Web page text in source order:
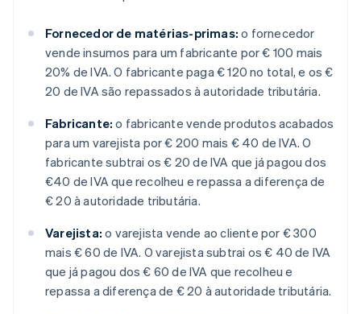
Fornecedor de matérias-primas: o fornecedor
vende insumos para um fabricante por € 100 mais
20% de IVA. O fabricante paga € 120 no total, e os €
20 de IVA são repassados à autoridade tributária.
Fabricante: o fabricante vende produtos acabados
para um varejista por € 200 mais € 40 de IVA. O
fabricante subtrai os € 20 de IVA que já pagou dos
€40 de IVA que recolheu e repassa a diferença de
€ 20 à autoridade tributária.
Varejista: o varejista vende ao cliente por € 300
mais € 60 de IVA. O varejista subtrai os € 40 de IVA
que já pagou dos € 60 de IVA que recolheu e
repassa a diferença de € 20 à autoridade tributária.